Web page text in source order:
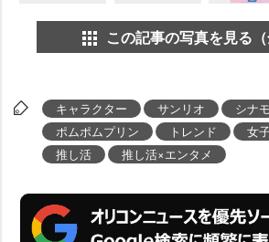
この記事の写真を見る（
キャラクター サンリオ
シナ
ポムポムプリン
トレンド
女
推し活
推し活×エンタメ